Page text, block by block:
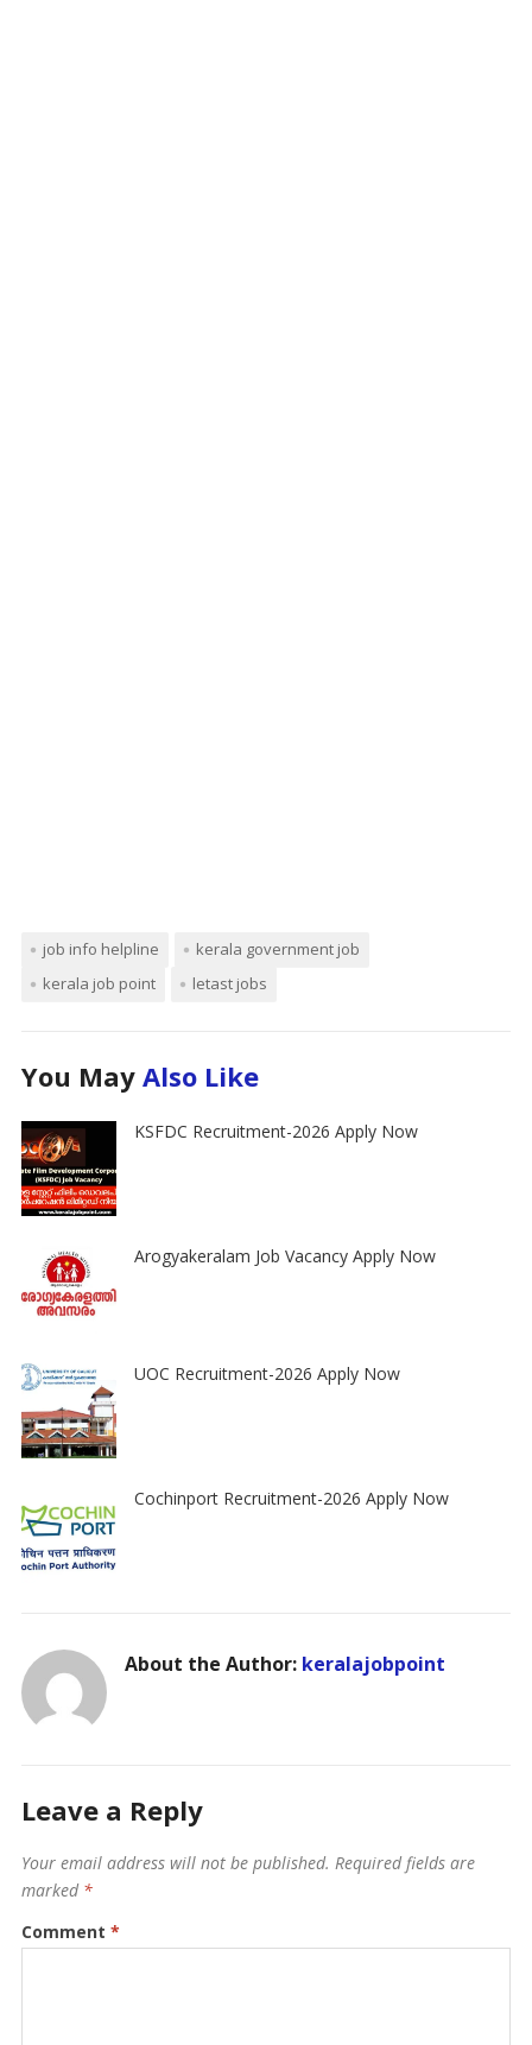
job info helpline
kerala government job
kerala job point
letast jobs
You May Also Like
KSFDC Recruitment-2026 Apply Now
Arogyakeralam Job Vacancy Apply Now
UOC Recruitment-2026 Apply Now
Cochinport Recruitment-2026 Apply Now
About the Author: keralajobpoint
Leave a Reply
Your email address will not be published. Required fields are
marked *
Comment *